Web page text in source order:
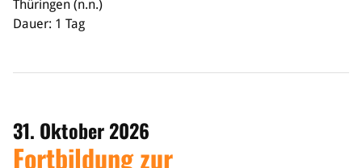
Thüringen (n.n.)
Dauer: 1 Tag
31. Oktober 2026
Fortbildung zur